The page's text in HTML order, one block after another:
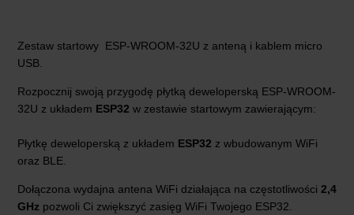
Zestaw startowy ESP-WROOM-32U z anteną i kablem micro
USB.
Rozpocznij swoją przygodę płytką deweloperską ESP-WROOM-
32U z układem ESP32 w zestawie startowym zawierającym:
Płytkę deweloperską z układem ESP32 z wbudowanym WiFi
oraz BLE.
Dołączona wydajna antena WiFi działająca na częstotliwości 2,4
GHz pozwoli Ci zwiększyć zasięg WiFi Twojego ESP32.